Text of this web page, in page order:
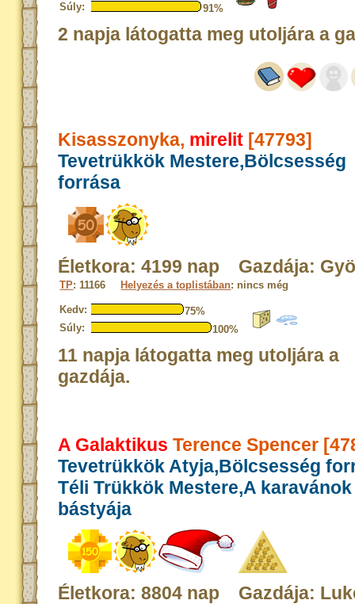
Súly:
91%
2 napja látogatta meg utoljára a
Kisasszonyka, mirelit [47793]
Tevetrükkök Mestere,Bölcsesség
forrása
Életkora: 4199 nap Gazdája:
TP: 11166 Helyezés a toplistában: nincs még
Kedv:
75%
Súly:
100%
11 napja látogatta meg utoljára a
gazdája.
A Galaktikus Terence Spencer
Tevetrükkök Atyja,Bölcsesség
Téli Trükkök Mestere,A karavánok
bástyája
Életkora: 8804 nap Gazdája: